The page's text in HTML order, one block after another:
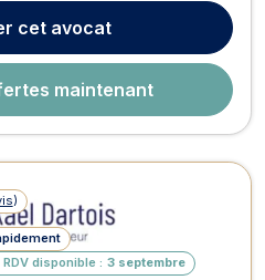
de droit des contrats (ex.
abusive ...
cet avocat
maintenant
)
disponible : 3 septembre